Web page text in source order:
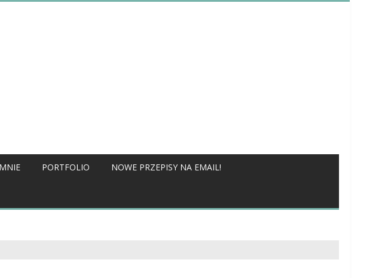
PORTFOLIO NOWE PRZEPISY NA EMAIL!